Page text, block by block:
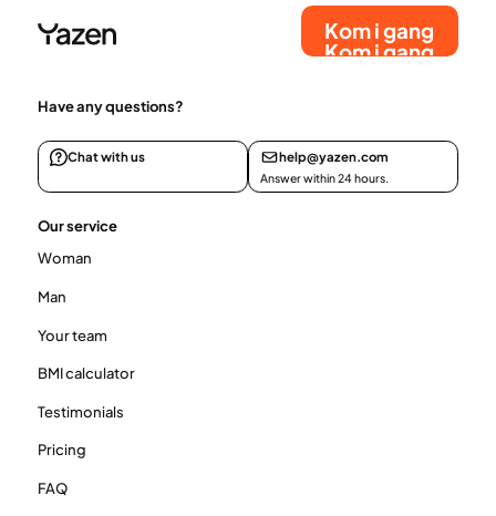
Kom i gang
Kom i gang
Have any questions?
Chat with us help@yazen.com
Answer within 24 hours.
Our service
Woman
Man
Your team
BMI calculator
Testimonials
Pricing
FAQ